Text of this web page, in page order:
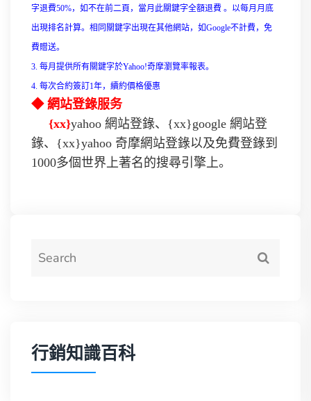
字退費50%，如不在前二頁，當月此關鍵字全額退費 。以每月月底
出現排名計算。相同關鍵字出現在其他網站，如Google不計費，免
費贈送。
3. 每月提供所有關鍵字於Yahoo!奇摩瀏覽率報表。
4. 每次合約簽訂1年，續約價格優惠
◆ 網站登錄服务
{xx}yahoo 網站登錄、{xx}google 網站登
錄、{xx}yahoo 奇摩網站登錄以及免費登錄到
1000多個世界上著名的搜尋引擎上。
行銷知識百科